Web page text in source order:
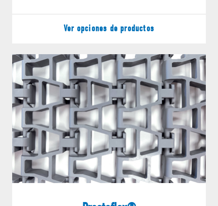
Ver opciones de productos